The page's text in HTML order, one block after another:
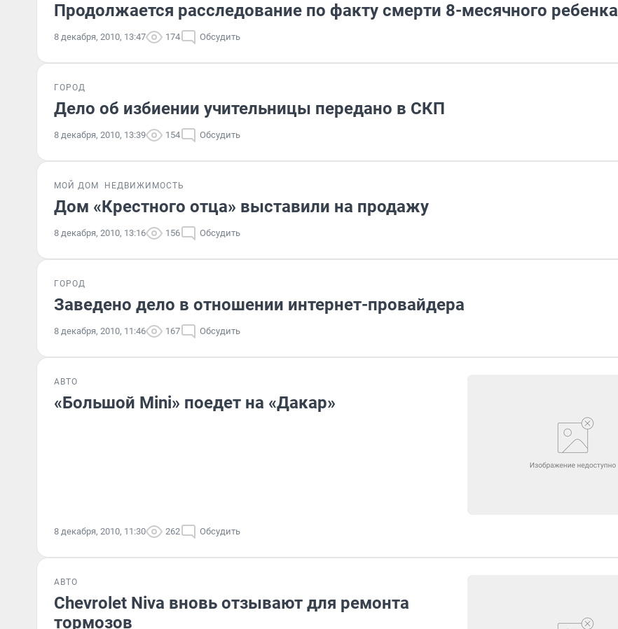
Продолжается расследование по факту смерти 8-месячного ребенка
8 декабря, 2010, 13:47 174 Обсудить
ГОРОД
Дело об избиении учительницы передано в СКП
8 декабря, 2010, 13:39 154 Обсудить
МОЙ ДОМ НЕДВИЖИМОСТЬ
Дом «Крестного отца» выставили на продажу
8 декабря, 2010, 13:16 156 Обсудить
ГОРОД
Заведено дело в отношении интернет-провайдера
8 декабря, 2010, 11:46 167 Обсудить
АВТО
«Большой Mini» поедет на «Дакар»
8 декабря, 2010, 11:30 262 Обсудить
АВТО
Chevrolet Niva вновь отзывают для ремонта
тормозов